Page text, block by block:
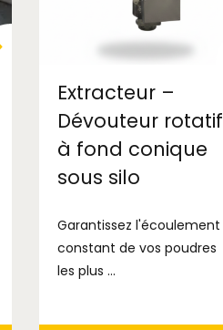
Extracteur –
Dévouteur rotatif
à fond conique
sous silo
Garantissez l'écoulement
constant de vos poudres
les plus ...